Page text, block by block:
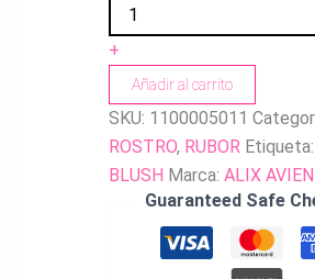
+
Añadir al carrito
SKU: 1100005011
ROSTRO, RUBOR Etiqueta:
BLUSH Marca: ALIX AVIEN
Guaranteed Safe